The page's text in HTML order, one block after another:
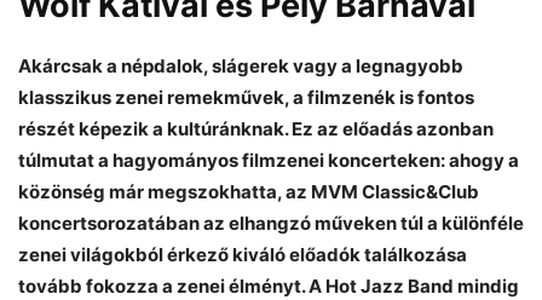
Akárcsak a népdalok, slágerek vagy a legnagyobb
klasszikus zenei remekművek, a filmzenék is fontos
részét képezik a kultúránknak. Ez az előadás azonban
túlmutat a hagyományos filmzenei koncerteken: ahogy a
közönség már megszokhatta, az MVM Classic&Club
koncertsorozatában az elhangzó műveken túl a különféle
zenei világokból érkező kiváló előadók találkozása
tovább fokozza a zenei élményt. A Hot Jazz Band mindig